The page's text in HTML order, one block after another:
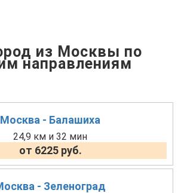
из Москвы по
направлениям
Москва - Балашиха
24,9 км и 32 мин
от 6225 руб.
- Зеленоград